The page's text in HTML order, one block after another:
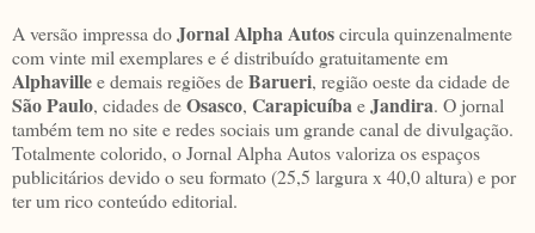
A versão impressa doJornal Alpha Autoscircula quinzenalmente
com vinte mil exemplares e é distribuído gratuitamente em
Alphavillee demais regiões deBarueri, região oeste da cidade de
São Paulo, cidades deOsasco, CarapicuíbaeJandira. O jornal
também tem no site e redes sociais um grande canal de divulgação.
Totalmente colorido, o Jornal Alpha Autos valoriza os espaços
publicitários devido o seu formato (25,5 largura x 40,0 altura) e por
ter um rico conteúdo editorial.